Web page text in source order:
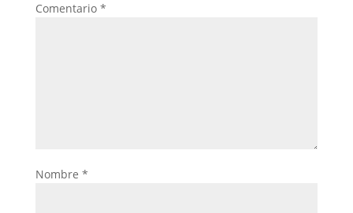
Comentario *
Nombre *